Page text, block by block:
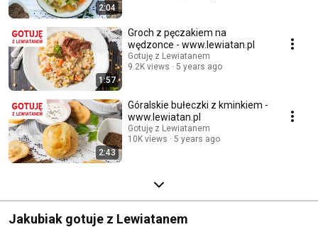
2:04
1:57
Groch z pęczakiem na
wędzonce - www.lewiatan.pl
Gotuję z Lewiatanem
9.2K views
5 years ago
2:43
Góralskie bułeczki z kminkiem -
www.lewiatan.pl
Gotuję z Lewiatanem
10K views
5 years ago
Jakubiak gotuje z Lewiatanem